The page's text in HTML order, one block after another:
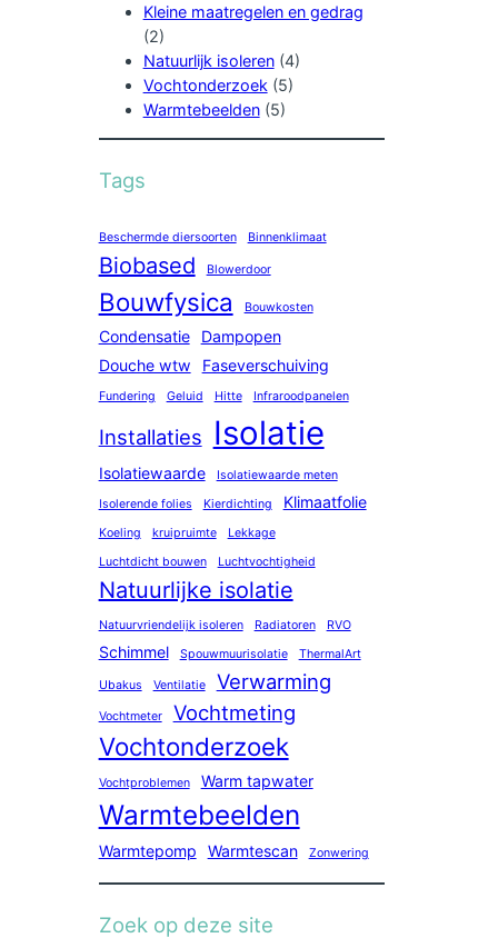
Kleine maatregelen en gedrag
(2)
Natuurlijk isoleren(4)
Vochtonderzoek (5)
Warmtebeelden(5)
Tags
Beschermde diersoorten Binnenklimaat
Biobased Blowerdoor
Bouwfysica Bouwkosten
Condensatie
Dampopen
Douche wtw
Faseverschuiving
Fundering Geluid Hitte Infraroodpanelen
Installaties Isolatie
Isolatiewaarde
Isolatiewaarde meten
Isolerende folies
Kierdichting Klimaatfolie
Koeling kruipruimte
Lekkage
Luchtdicht bouwen
Luchtvochtigheid
Natuurlijke isolatie
Natuurvriendelijk isoleren Radiatoren RVO
Schimmel Spouwmuurisolatie ThermalArt
Ubakus Ventilatie Verwarming
Vochtmeter Vochtmeting
Vochtonderzoek
Vochtproblemen Warm tapwater
Warmtebeelden
Warmtepomp Warmtescan Zonwering
Zoek op deze site